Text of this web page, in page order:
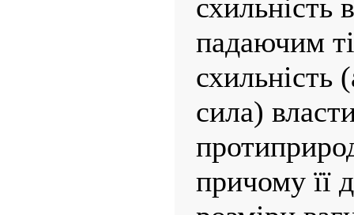
схильність
падаючим
схильність
сила)
причому її